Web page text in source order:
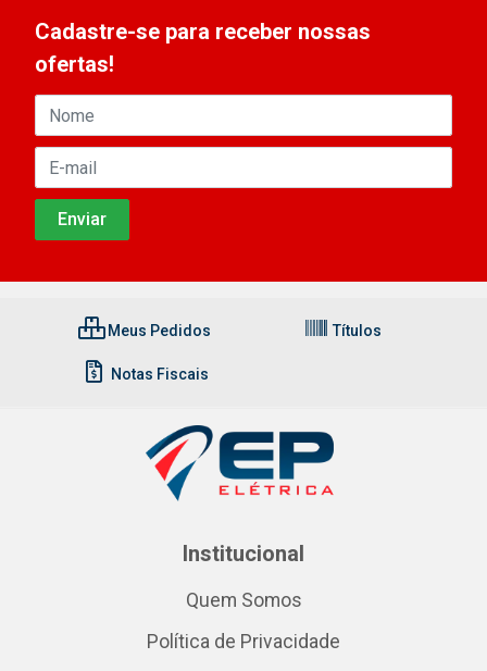
Cadastre-se para receber nossas
ofertas!
Meus Pedidos Títulos
Notas Fiscais
Institucional
Quem Somos
Política de Privacidade